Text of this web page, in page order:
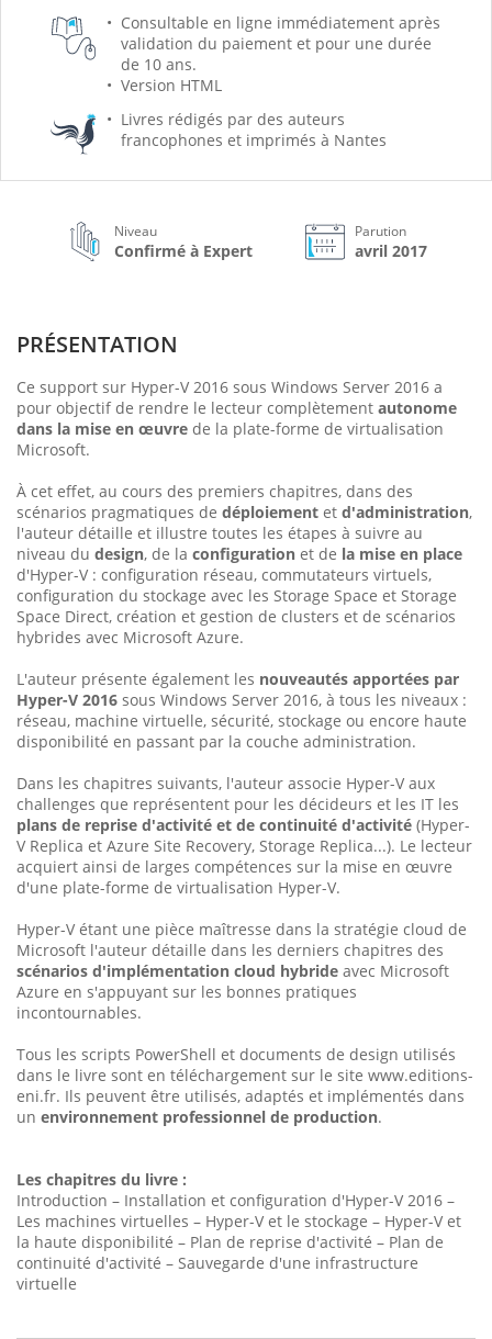
Consultable en ligne immédiatement après
validation du paiement et pour une durée
de 10 ans.
Version HTML
Livres rédigés par des auteurs
francophones et imprimés à Nantes
Niveau
Confirmé à Expert
Parution
avril 2017
PRÉSENTATION
Ce support sur Hyper-V 2016 sous Windows Server 2016 a
pour objectif de rendre le lecteur complètement autonome
dans la mise en œuvre de la plate-forme de virtualisation
Microsoft.
À cet effet, au cours des premiers chapitres, dans des
scénarios pragmatiques de déploiement et d'administration,
l'auteur détaille et illustre toutes les étapes à suivre au
niveau du design, de la configuration et de la mise en place
d'Hyper-V : configuration réseau, commutateurs virtuels,
configuration du stockage avec les Storage Space et Storage
Space Direct, création et gestion de clusters et de scénarios
hybrides avec Microsoft Azure.
L'auteur présente également les nouveautés apportées par
Hyper-V 2016 sous Windows Server 2016, à tous les niveaux :
réseau, machine virtuelle, sécurité, stockage ou encore haute
disponibilité en passant par la couche administration.
Dans les chapitres suivants, l'auteur associe Hyper-V aux
challenges que représentent pour les décideurs et les IT les
plans de reprise d'activité et de continuité d'activité (Hyper-
V Replica et Azure Site Recovery, Storage Replica...). Le lecteur
acquiert ainsi de larges compétences sur la mise en œuvre
d'une plate-forme de virtualisation Hyper-V.
Hyper-V étant une pièce maîtresse dans la stratégie cloud de
Microsoft l'auteur détaille dans les derniers chapitres des
scénarios d'implémentation cloud hybride avec Microsoft
Azure en s'appuyant sur les bonnes pratiques
incontournables.
Tous les scripts PowerShell et documents de design utilisés
dans le livre sont en téléchargement sur le site www.editions-
eni.fr. Ils peuvent être utilisés, adaptés et implémentés dans
un environnement professionnel de production.
Les chapitres du livre :
Introduction – Installation et configuration d'Hyper-V 2016 –
Les machines virtuelles – Hyper-V et le stockage – Hyper-V et
la haute disponibilité – Plan de reprise d'activité – Plan de
continuité d'activité – Sauvegarde d'une infrastructure
virtuelle